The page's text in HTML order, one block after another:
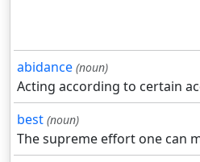
abidance (noun)
Acting according to certain
best (noun)
The supreme effort one can